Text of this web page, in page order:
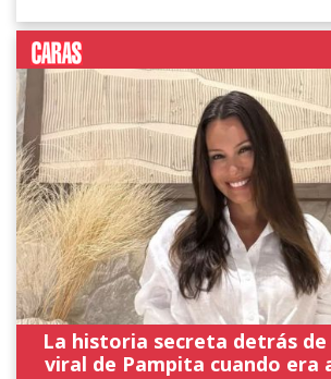
La historia secreta detrás
viral de Pampita cuando era